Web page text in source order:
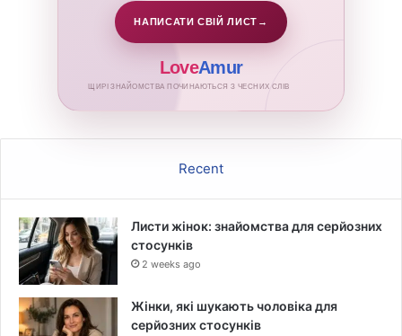
НАПИСАТИ СВІЙ ЛИСТ →
LoveAmur
ЩИРІ ЗНАЙОМСТВА ПОЧИНАЮТЬСЯ З ЧЕСНИХ СЛІВ
Recent
Листи жінок: знайомства для серйозних
стосунків
2 weeks ago
Жінки, які шукають чоловіка для
серйозних стосунків